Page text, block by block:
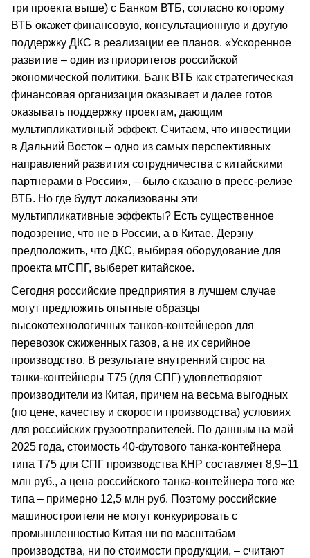
три проекта выше) с Банком ВТБ, согласно которому
ВТБ окажет финансовую, консультационную и другую
поддержку ДКС в реализации ее планов. «Ускоренное
развитие – один из приоритетов российской
экономической политики. Банк ВТБ как стратегическая
финансовая организация оказывает и далее готов
оказывать поддержку проектам, дающим
мультипликативный эффект. Считаем, что инвестиции
в Дальний Восток – одно из самых перспективных
направлений развития сотрудничества с китайскими
партнерами в России», – было сказано в пресс-релизе
ВТБ. Но где будут локализованы эти
мультипликативные эффекты? Есть существенное
подозрение, что не в России, а в Китае. Дерзну
предположить, что ДКС, выбирая оборудование для
проекта мтСПГ, выберет китайское.
Сегодня российские предприятия в лучшем случае
могут предложить опытные образцы
высокотехнологичных танков-контейнеров для
перевозок сжиженных газов, а не их серийное
производство. В результате внутренний спрос на
танки-контейнеры Т75 (для СПГ) удовлетворяют
производители из Китая, причем на весьма выгодных
(по цене, качеству и скорости производства) условиях
для российских грузоотправителей. По данным на май
2025 года, стоимость 40-футового танка-контейнера
типа Т75 для СПГ производства КНР составляет 8,9–11
млн руб., а цена российского танка-контейнера того же
типа – примерно 12,5 млн руб. Поэтому российские
машиностроители не могут конкурировать с
промышленностью Китая ни по масштабам
производства, ни по стоимости продукции, – считают